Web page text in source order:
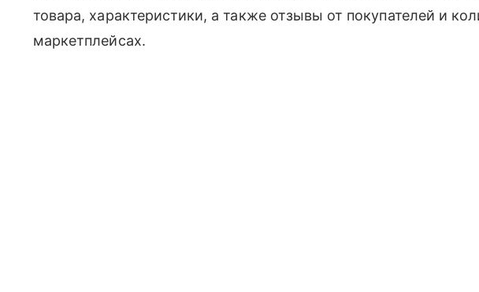
товара, характеристики, а также отзывы от покупателей и
маркетплейсах.